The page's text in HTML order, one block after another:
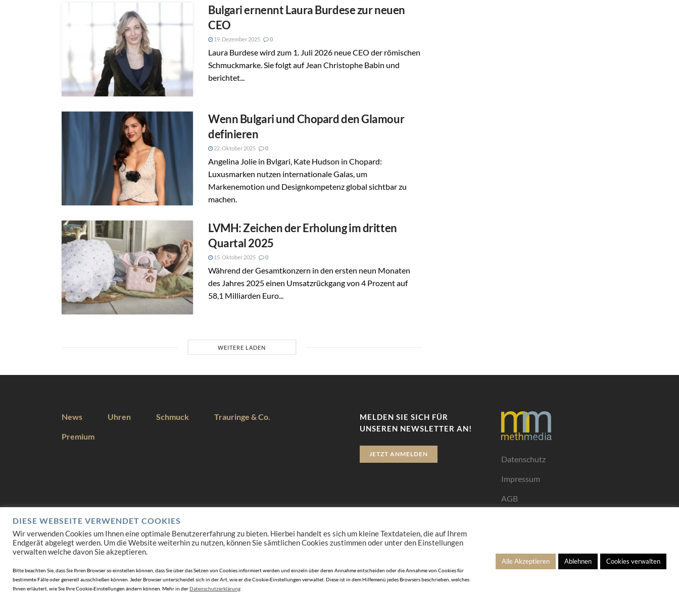
Bulgari ernennt Laura Burdese zur neuen
CEO
19. Dezember 2025 0
Laura Burdese wird zum 1. Juli 2026 neue CEO der römischen
Schmuckmarke. Sie folgt auf Jean Christophe Babin und
berichtet...
Wenn Bulgari und Chopard den Glamour
definieren
22. Oktober 2025 0
Angelina Jolie in Bvlgari, Kate Hudson in Chopard:
Luxusmarken nutzen internationale Galas, um
Markenemotion und Designkompetenz global sichtbar zu
machen.
LVMH: Zeichen der Erholung im dritten
Quartal 2025
15. Oktober 2025 0
Während der Gesamtkonzern in den ersten neun Monaten
des Jahres 2025 einen Umsatzrückgang von 4 Prozent auf
58,1 Milliarden Euro...
WEITERE LADEN
News Uhren Schmuck Trauringe & Co.
Premium
MELDEN SIE SICH FÜR
UNSEREN NEWSLETTER AN!
JETZT ANMELDEN
Datenschutz
Impressum
AGB
DIESE WEBSEITE VERWENDET COOKIES
Wir verwenden Cookies um Ihnen eine optimale Benutzererfahrung zu bieten. Hierbei handelt es sich um kleine Textdateien, die auf Ihrem
Endgerät abgelegt werden. Um die Website weiterhin zu nutzen, können Sie sämtlichen Cookies zustimmen oder unter den Einstellungen
verwalten welche davon Sie akzeptieren.
Bitte beachten Sie, dass Sie Ihren Browser so einstellen können, dass Sie über das Setzen von Cookies informiert werden und einzeln über deren Annahme entscheiden oder die Annahme von Cookies für
bestimmte Fälle oder generell ausschließen können. Jeder Browser unterscheidet sich in der Art, wie er die Cookie-Einstellungen verwaltet. Diese ist in dem Hilfemenü jedes Browsers beschrieben, welches
Ihnen erläutert, wie Sie Ihre Cookie-Einstellungen ändern können. Mehr in derDatenschutzerklärung
Alle Akzeptieren Ablehnen Cookies verwalten